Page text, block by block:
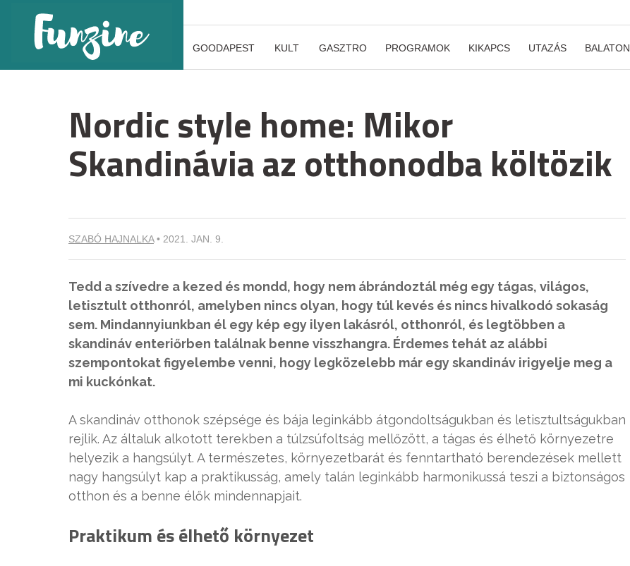
GOODAPEST KULT GASZTRO PROGRAMOK KIKAPCS UTAZÁS BALATON
Nordic style home: Mikor
Skandinávia az otthonodba költözik
SZABÓ HAJNALKA• 2021. JAN. 9.
Tedd a szívedre a kezed és mondd, hogy nem ábrándoztál még egy tágas, világos,
letisztult otthonról, amelyben nincs olyan, hogy túl kevés és nincs hivalkodó sokaság
sem. Mindannyiunkban él egy kép egy ilyen lakásról, otthonról, és legtöbben a
skandináv enteriőrben találnak benne visszhangra. Érdemes tehát az alábbi
szempontokat figyelembe venni, hogy legközelebb már egy skandináv irigyelje meg a
mi kuckónkat.
A skandináv otthonok szépsége és bája leginkább átgondoltságukban és letisztultságukban
rejlik. Az általuk alkotott terekben a túlzsúfoltság mellőzött, a tágas és élhető környezetre
helyezik a hangsúlyt. A természetes, környezetbarát és fenntartható berendezések mellett
nagy hangsúlyt kap a praktikusság, amely talán leginkább harmonikussá teszi a biztonságos
otthon és a benne élők mindennapjait.
Praktikum és élhető környezet